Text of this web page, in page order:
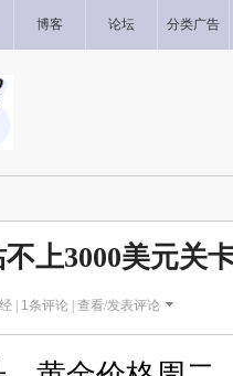
博客 论坛 分类广告
上3000美元关
| 1条评论 | 查看/发表评论